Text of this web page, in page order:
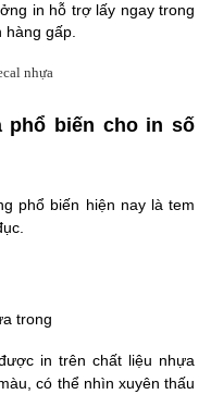
in hỗ trợ lấy ngay trong
gấp.
phổ biến cho in số
phổ biến hiện nay là tem
in trên chất liệu nhựa
có thể nhìn xuyên thấu